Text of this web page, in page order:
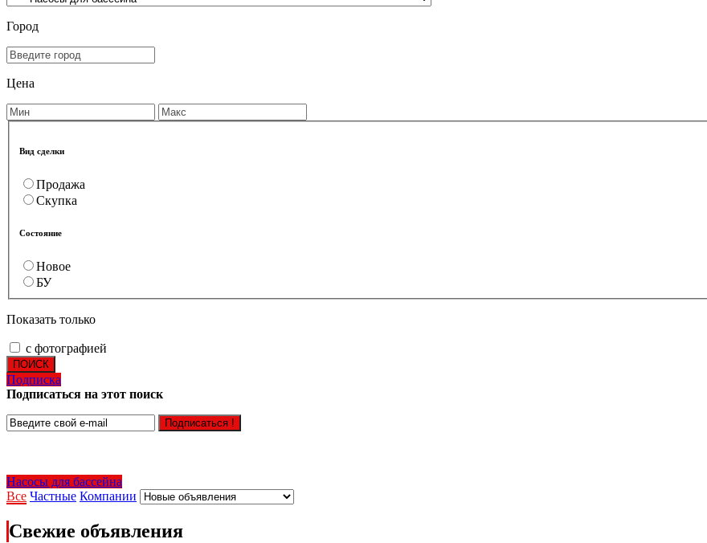
Город
Цена
Вид сделки
Продажа
Скупка
Состояние
Новое
БУ
Показать только
с фотографией
ПОИСК
Подписка
Подписаться на этот поиск
Подписаться !
Насосы для бассейна
Все Частные Компании
Свежие объявления